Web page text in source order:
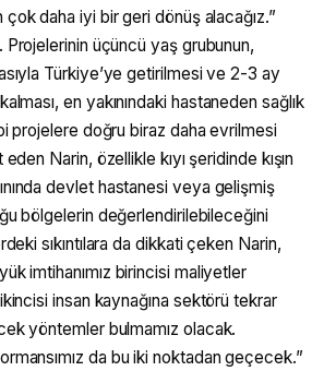
çok daha iyi bir geri dönüş alacağız.”
üçüncü yaş grubunun,
Türkiye’ye getirilmesi ve 2-3 ay
en yakınındaki hastaneden sağlık
projelere doğru biraz daha evrilmesi
Narin, özellikle kıyı şeridinde kışın
devlet hastanesi veya gelişmiş
bölgelerin değerlendirilebileceğini
sıkıntılara da dikkati çeken Narin,
imtihanımız birincisi maliyetler
insan kaynağına sektörü tekrar
yöntemler bulmamız olacak.
da bu iki noktadan geçecek.”